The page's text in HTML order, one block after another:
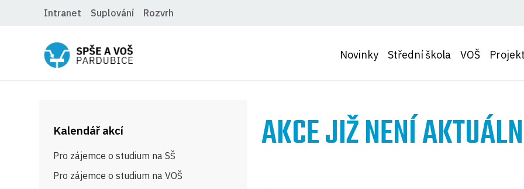
Intranet Suplování Rozvrh
Novinky Střední škola VOŠ
AKCE JIŽ NENÍ
Kalendář akcí
Pro zájemce o studium na SŠ
Pro zájemce o studium na VOŠ